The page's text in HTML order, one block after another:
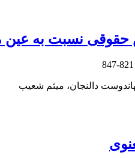
نسبت به عین
821-847
دالنجان، میثم شعیب